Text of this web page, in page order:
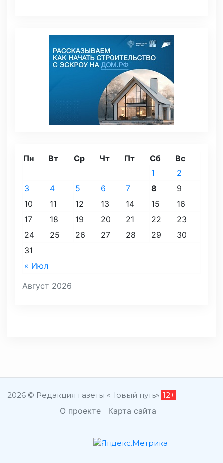
Август 2026
Пн Вт Ср Чт Пт Сб Вс
« Июл
1
2
3
4 5 6 7 8
9
10
11 12 13 14 15
16
17
18 19 20 21 22
23
24
25 26 27 28 29
30
31
2026 © Редакция газеты «Новый путь» 12+
О проекте Карта сайта